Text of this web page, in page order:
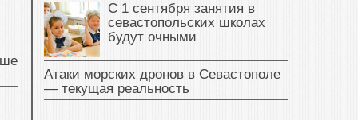
С 1 сентября занятия в
севастопольских школах
будут очными
Атаки морских дронов в Севастополе
— текущая реальность